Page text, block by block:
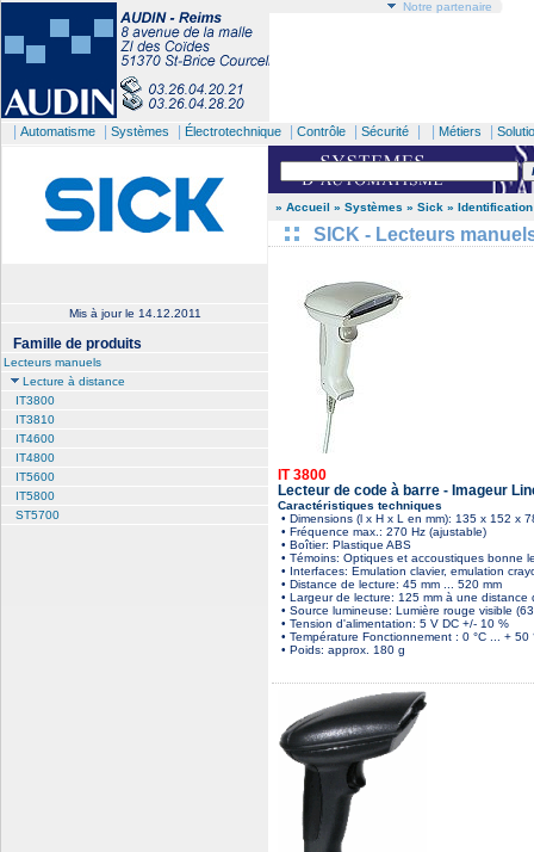
Notre partenaire
Automatisme Systèmes Électrotechnique Contrôle Sécurité Métiers
Mis à jour le 14.12.2011
Famille de produits
Lecteurs manuels
Lecture à distance
IT3800
IT3810
IT4600
IT4800
IT5600
IT5800
ST5700
» Accueil » Systèmes » Sick » Identification
SICK - Lecteurs
IT 3800
Lecteur de code à barre - Imageur
Caractéristiques techniques
• Dimensions (l x H x L en mm): 135 x 152 x
• Fréquence max.: 270 Hz (ajustable)
• Boîtier: Plastique ABS
• Témoins: Optiques et accoustiques bonne
• Interfaces: Emulation clavier, emulation
• Distance de lecture: 45 mm ... 520 mm
• Largeur de lecture: 125 mm à une distance
• Source lumineuse: Lumière rouge visible
• Tension d'alimentation: 5 V DC +/- 10 %
• Température Fonctionnement : 0 °C ... +
• Poids: approx. 180 g